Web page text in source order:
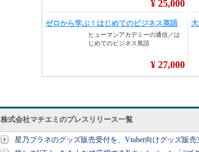
株式会社マチエミのプレスリリース一覧
星乃プラネのグッズ販売受付を、Vtuber向けグッズ販